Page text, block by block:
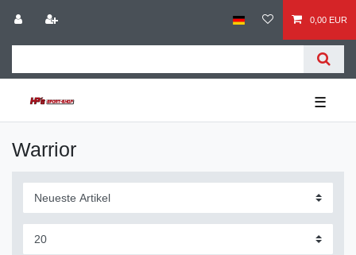
0,00 EUR
☰
Warrior